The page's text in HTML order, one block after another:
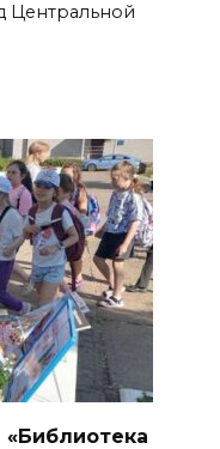
Центральной